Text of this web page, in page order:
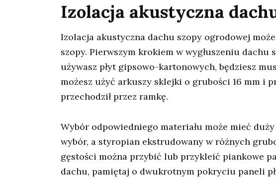
Izolacja akustyczna
Izolacja akustyczna dachu szopy ogrodowej
szopy. Pierwszym krokiem w wygłuszeniu
używasz płyt gipsowo-kartonowych, będziesz
możesz użyć arkuszy sklejki o grubości 16 mm i
przechodził przez ramkę.
Wybór odpowiedniego materiału może mieć
wybór, a styropian ekstrudowany w różnych
gęstości można przybić lub przykleić piankowe
dachu, pamiętaj o dwukrotnym pokryciu paneli